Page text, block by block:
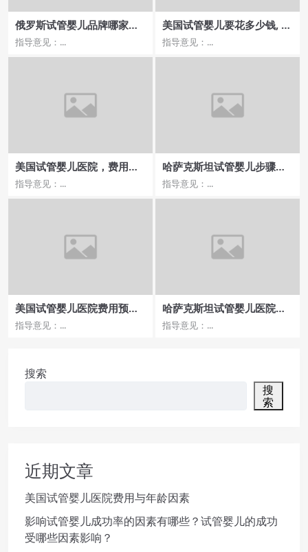
俄罗斯试管婴儿品牌哪家医
院流程便捷？
指导意见：...
美国试管婴儿要花多少钱, 哪
些医院服务品质高
指导意见：...
美国试管婴儿医院，费用与
成功率哪家医院更值得投
资？
指导意见：...
哈萨克斯坦试管婴儿步骤注
意事项
指导意见：...
美国试管婴儿医院费用预算
与成功率评估
指导意见：...
哈萨克斯坦试管婴儿医院排
名哪家好
指导意见：...
搜索
搜
索
近期文章
美国试管婴儿医院费用与年龄因素
影响试管婴儿成功率的因素有哪些？试管婴儿的成功
受哪些因素影响？